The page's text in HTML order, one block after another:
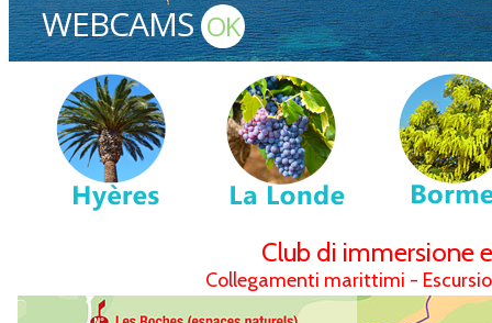
WEBCAMSOK
Club di immersione
Collegamenti marittimi -